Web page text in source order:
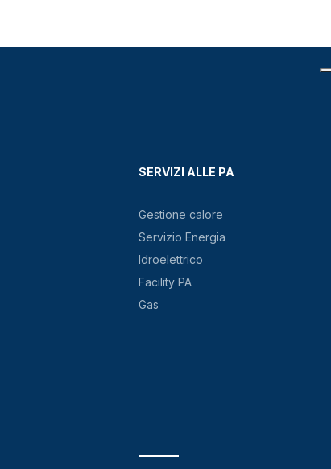
SERVIZI ALLE PA
Gestione calore
Servizio Energia
Idroelettrico
Facility PA
Gas